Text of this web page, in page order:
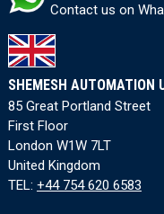
Contact us on
SHEMESH AUTOMATION
85 Great Portland Street
First Floor
London W1W 7LT
United Kingdom
TEL: +44 754 620 6583